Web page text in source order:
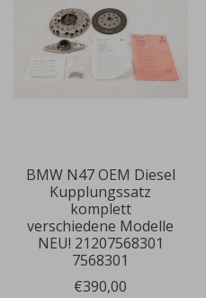
BMW N47 OEM Diesel
Kupplungssatz
komplett
verschiedene Modelle
NEU! 21207568301
7568301
€390,00